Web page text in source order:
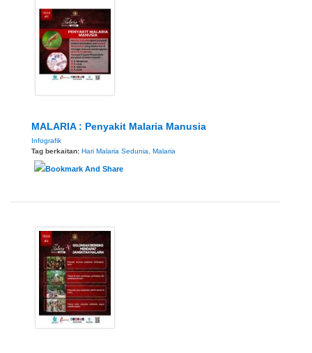
MALARIA : Penyakit Malaria Manusia
Infografik
Tag berkaitan: Hari Malaria Sedunia Malaria